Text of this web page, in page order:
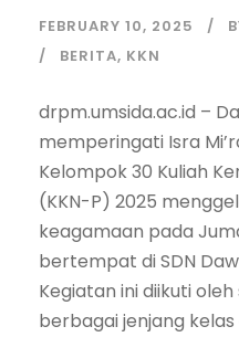
FEBRUARY 10, 2025
BERITA, KKN
drpm.umsida.ac.id –
memperingati Isra
Kelompok 30 Kuliah
(KKN-P) 2025
keagamaan pada
bertempat di SDN
Kegiatan ini diikuti
berbagai jenjang